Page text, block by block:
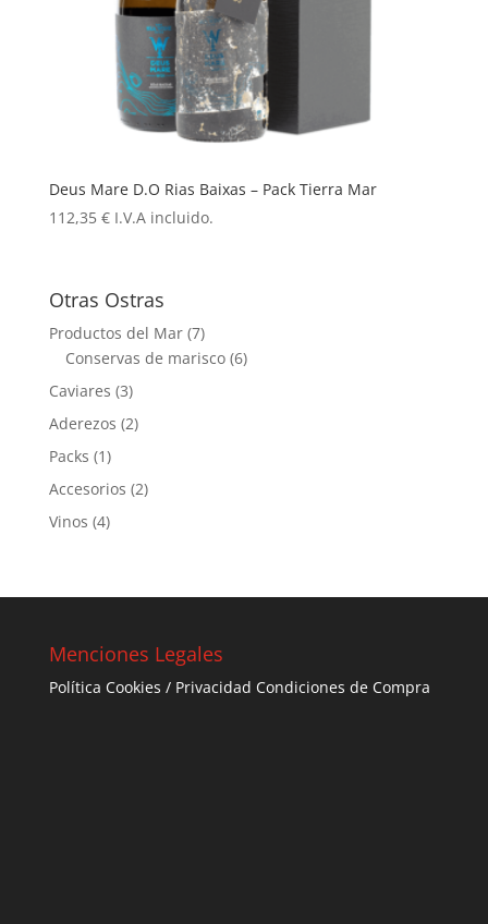
Deus Mare D.O Rias Baixas – Pack Tierra Mar
112,35 € I.V.A incluido.
Otras Ostras
Productos del Mar (7)
Conservas de marisco (6)
Caviares (3)
Aderezos (2)
Packs (1)
Accesorios (2)
Vinos (4)
Menciones Legales
Política Cookies / Privacidad Condiciones de Compra